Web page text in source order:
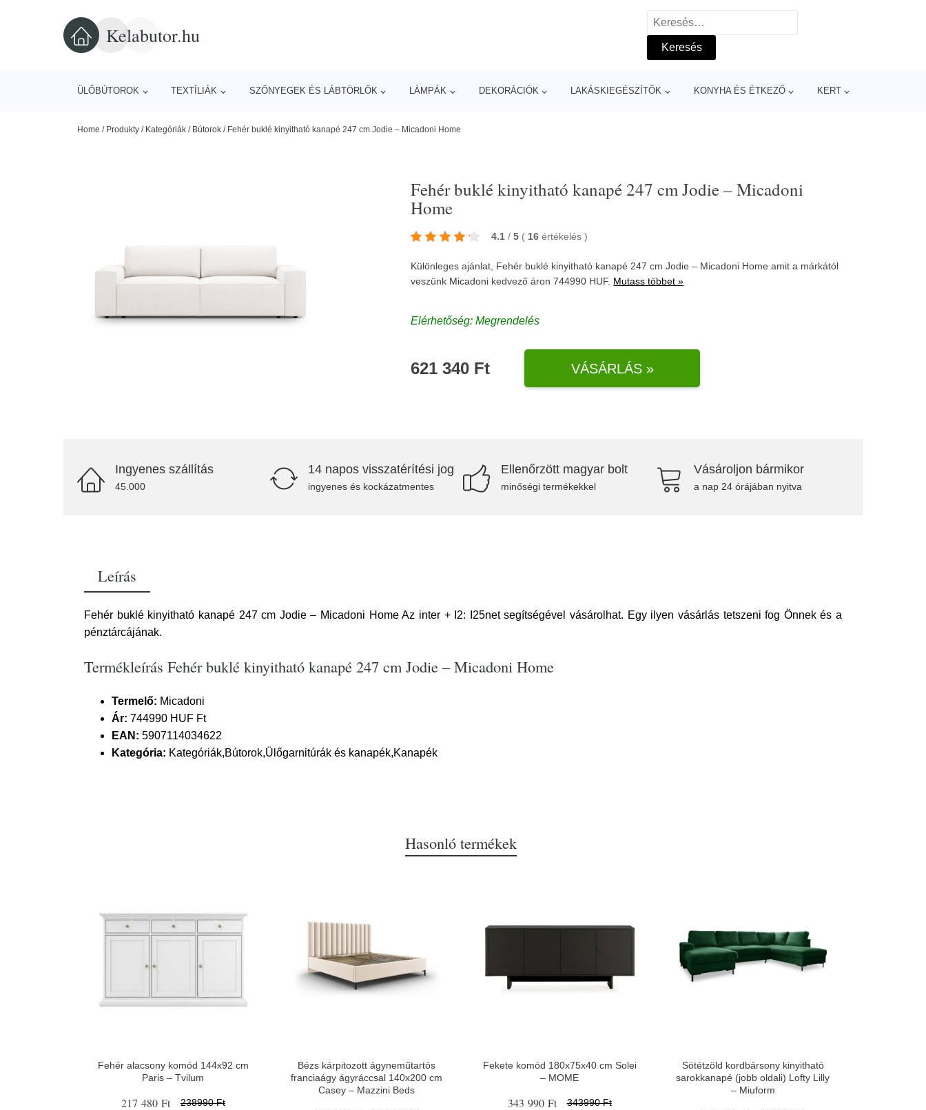
Kelabutor.hu
Keresés:
ÜLŐBÚTOROK TEXTÍLIÁK SZŐNYEGEK ÉS LÁBTÖRLŐK LÁMPÁK DEKORÁCIÓK LAKÁSKIEGÉSZÍTŐK KONYHA ÉS ÉTKEZŐ KERT
Home / Produkty / Kategóriák / Bútorok / Fehér buklé kinyitható kanapé 247 cm Jodie – Micadoni Home
Fehér buklé kinyitható kanapé 247 cm Jodie – Micadoni
Home
4.1 / 5 ( 16 értékelés)
Különleges ajánlat, Fehér buklé kinyitható kanapé 247 cm Jodie – Micadoni Home amit a márkától
veszünk Micadoni kedvező áron 744990 HUF. Mutass többet »
Elérhetőség: Megrendelés
621 340 Ft VÁSÁRLÁS »
Ingyenes szállítás
45.000
14 napos visszatérítési jog
ingyenes és kockázatmentes
Ellenőrzött magyar bolt
minőségi termékekkel
Vásároljon bármikor
a nap 24 órájában nyitva
Leírás
Fehér buklé kinyitható kanapé 247 cm Jodie – Micadoni Home Az inter + I2: I25net segítségével vásárolhat. Egy ilyen vásárlás tetszeni fog Önnek és a
pénztárcájának.
Termékleírás Fehér buklé kinyitható kanapé 247 cm Jodie – Micadoni Home
Termelő: Micadoni
Ár: 744990 HUF Ft
EAN: 5907114034622
Kategória: Kategóriák,Bútorok,Ülőgarnitúrák és kanapék,Kanapék
Hasonló termékek
Fehér alacsony komód 144x92 cm
Paris – Tvilum
217 480 Ft 238990 Ft
Bézs kárpitozott ágyneműtartós
franciaágy ágyráccsal 140x200 cm
Casey – Mazzini Beds
Fekete komód 180x75x40 cm Solei
– MOME
343 990 Ft 343990 Ft
Sötétzöld kordbársony kinyitható
sarokkanapé (jobb oldali) Lofty Lilly
– Miuform